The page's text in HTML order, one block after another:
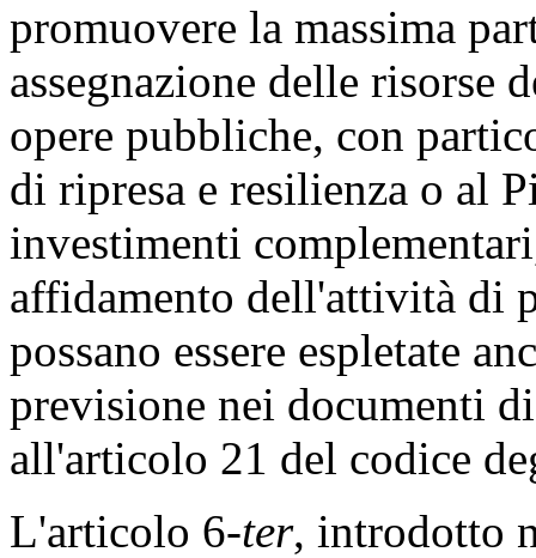
promuovere la massima
assegnazione delle risorse
opere pubbliche, con
di ripresa e resilienza o al
investimenti
affidamento dell'attività di
possano essere espletate
previsione nei documenti
all'articolo 21 del codice
L'articolo 6-ter, introdotto